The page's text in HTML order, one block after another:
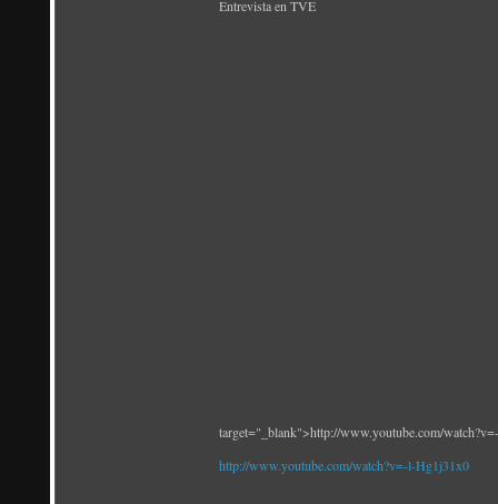
Entrevista en TVE
target="_blank">http://www.youtube.com/
http://www.youtube.com/watch?v=-l-Hg1j31x0